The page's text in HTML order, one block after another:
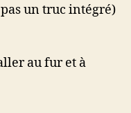
un truc intégré)
au fur et à